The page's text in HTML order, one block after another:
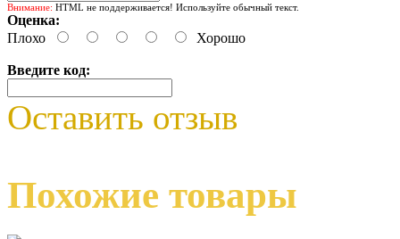
Внимание: HTML не поддерживается! Используйте обычный текст.
Оценка:
Плохо
Хорошо
Введите код:
Оставить отзыв
Похожие товары